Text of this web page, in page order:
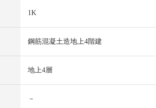
1K
鋼筋混凝土造地上4階建
地上4層
－